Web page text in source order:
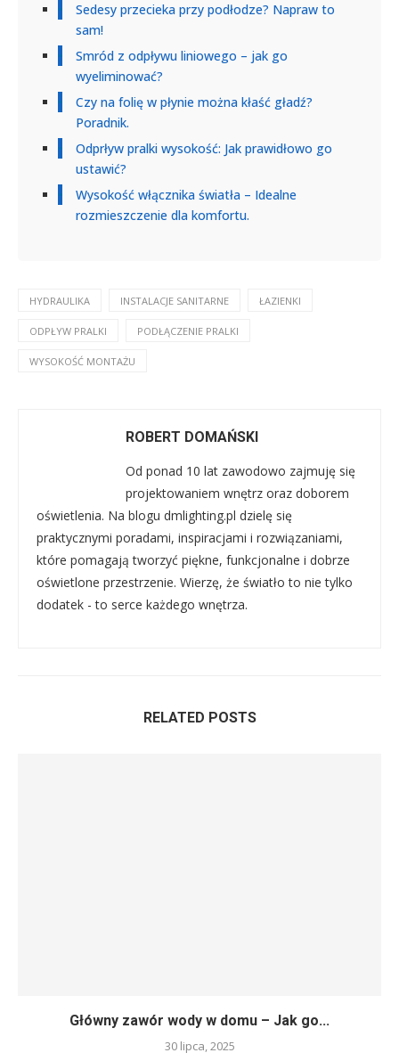
Sedesy przecieka przy podłodze? Napraw to
sam!
Smród z odpływu liniowego – jak go
wyeliminować?
Czy na folię w płynie można kłaść gładź?
Poradnik.
Odprływ pralki wysokość: Jak prawidłowo go
ustawić?
Wysokość włącznika światła – Idealne
rozmieszczenie dla komfortu.
HYDRAULIKA INSTALACJE SANITARNE ŁAZIENKI
ODPŁYW PRALKI PODŁĄCZENIE PRALKI
WYSOKOŚĆ MONTAŻU
ROBERT DOMAŃSKI
Od ponad 10 lat zawodowo zajmuję się
projektowaniem wnętrz oraz doborem
oświetlenia. Na blogu dmlighting.pl dzielę się
praktycznymi poradami, inspiracjami i rozwiązaniami,
które pomagają tworzyć piękne, funkcjonalne i dobrze
oświetlone przestrzenie. Wierzę, że światło to nie tylko
dodatek - to serce każdego wnętrza.
RELATED POSTS
Główny zawór wody w domu – Jak go...
30 lipca, 2025